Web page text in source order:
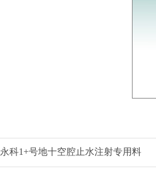
永科1+号地十空腔止水注射专用料